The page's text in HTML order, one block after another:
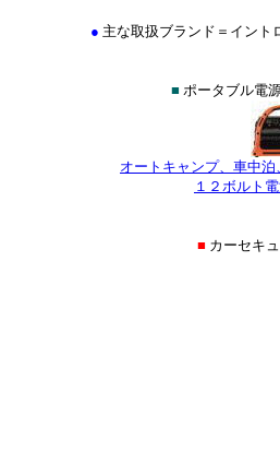
● 主な取扱ブランド＝イント
■ ポータブル電
オートキャンプ、車中
１２ボルト
■ カーセキ